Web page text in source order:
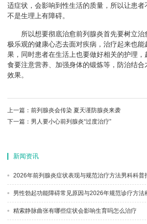
适症状，会影响到性生活的质量，所以让患者
不是生理上有障碍。
所以想要彻底治愈前列腺炎首先要树立治
极乐观的健康心态去面对疾病，治疗起来也能
果，同时患者在生活上也要做好相关的护理
食要注意营养、加强身体的锻炼等，防治结合
效果。
上一篇： 前列腺炎会传染 夏天谨防腺炎来袭
下一篇： 男人要小心前列腺炎“过度治疗”
新闻资讯
2026年前列腺炎症状表现与规范治疗方法男科科普
男性勃起功能障碍常见原因与2026年规范诊疗方法
精索静脉曲张有哪些症状会影响生育吗怎么治疗